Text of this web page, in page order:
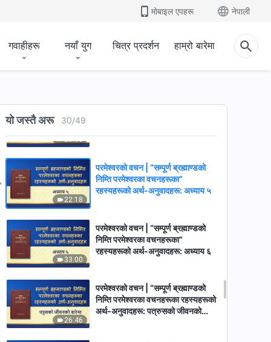
मोबाइल एपहरू नेपाली
गवाहीहरू नयाँ युग चित्र प्रदर्शन हाम्रो बारेमा
यो जस्तै अरू 30/49
परमेश्‍वरको वचन | “सम्पूर्ण ब्रह्माण्डको
28:06
परमेश्‍वरको वचन | “सम्पूर्ण ब्रह्माण्डको
22:18
परमेश्‍वरको वचन | “सम्पूर्ण ब्रह्माण्डको
निम्ति परमेश्‍वरका वचनहरूका”
रहस्यहरूको अर्थ-अनुवादहरू: अध्याय ५
33:00
परमेश्‍वरको वचन | “सम्पूर्ण ब्रह्माण्डको
निम्ति परमेश्‍वरका वचनहरूका”
रहस्यहरूको अर्थ-अनुवादहरू: अध्याय ६
26:46
परमेश्‍वरको वचन | “सम्पूर्ण ब्रह्माण्डको
निम्ति परमेश्‍वरका वचनहरूका रहस्यहरूको
अर्थ-अनुवादहरू: पत्रुसको जीवनको